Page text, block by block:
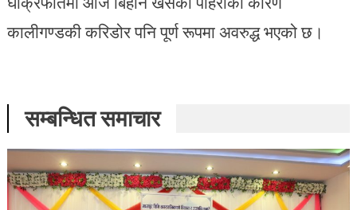
कालीगण्डकी करिडोर पनि पूर्ण रूपमा अवरुद्ध भएको छ।
सम्बन्धित समाचार